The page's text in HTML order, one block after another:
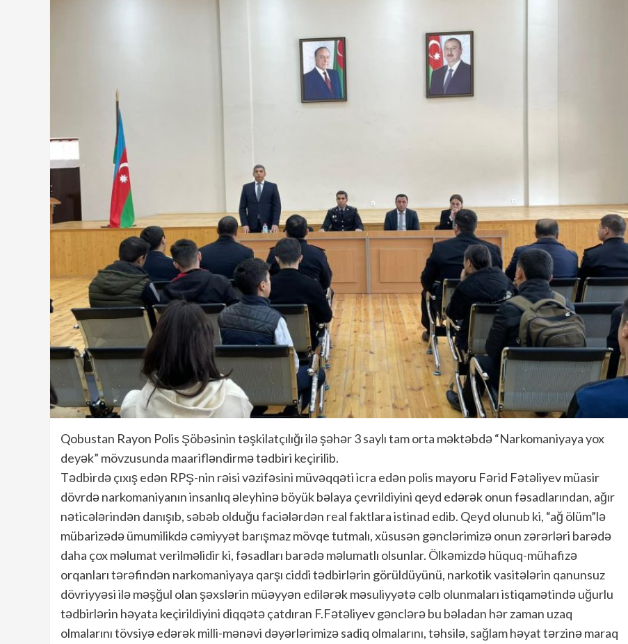
Qobustan Rayon Polis Şöbəsinin təşkilatçılığı ilə şəhər 3 saylı tam orta məktəbdə “Narkomaniyaya yox
deyək” mövzusunda maarifləndirmə tədbiri keçirilib.
Tədbirdə çıxış edən RPŞ-nin rəisi vəzifəsini müvəqqəti icra edən polis mayoru Fərid Fətəliyev müasir
dövrdə narkomaniyanın insanlıq əleyhinə böyük bəlaya çevrildiyini qeyd edərək onun fəsadlarından, ağır
nəticələrindən danışıb, səbəb olduğu faciələrdən real faktlara istinad edib. Qeyd olunub ki, “ağ ölüm”lə
mübarizədə ümumilikdə cəmiyyət barışmaz mövqe tutmalı, xüsusən gənclərimizə onun zərərləri barədə
daha çox məlumat verilməlidir ki, fəsadları barədə məlumatlı olsunlar. Ölkəmizdə hüquq-mühafizə
orqanları tərəfindən narkomaniyaya qarşı ciddi tədbirlərin görüldüyünü, narkotik vasitələrin qanunsuz
dövriyyəsi ilə məşğul olan şəxslərin müəyyən edilərək məsuliyyətə cəlb olunmaları istiqamətində uğurlu
tədbirlərin həyata keçirildiyini diqqətə çatdıran F.Fətəliyev gənclərə bu bəladan hər zaman uzaq
olmalarını tövsiyə edərək milli-mənəvi dəyərlərimizə sadiq olmalarını, təhsilə, sağlam həyat tərzinə maraq